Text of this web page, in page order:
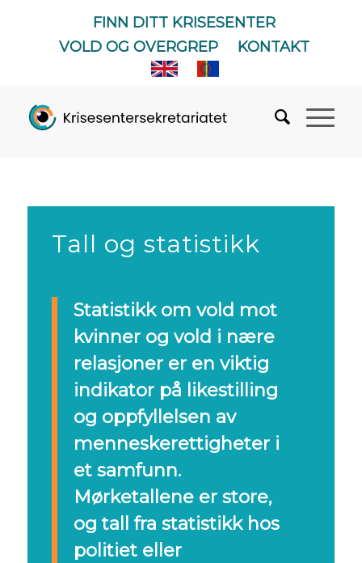
FINN DITT KRISESENTER
VOLD OG OVERGREP
KONTAKT
Tall og statistikk
Statistikk om vold mot
kvinner og vold i nære
relasjoner er en viktig
indikator på likestilling
og oppfyllelsen av
menneskerettigheter i
et samfunn.
Mørketallene er store,
og tall fra statistikk hos
politiet eller